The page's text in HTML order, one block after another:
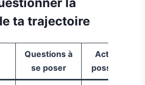
ta trajectoire
Questions à
se poser
Actions
possibles